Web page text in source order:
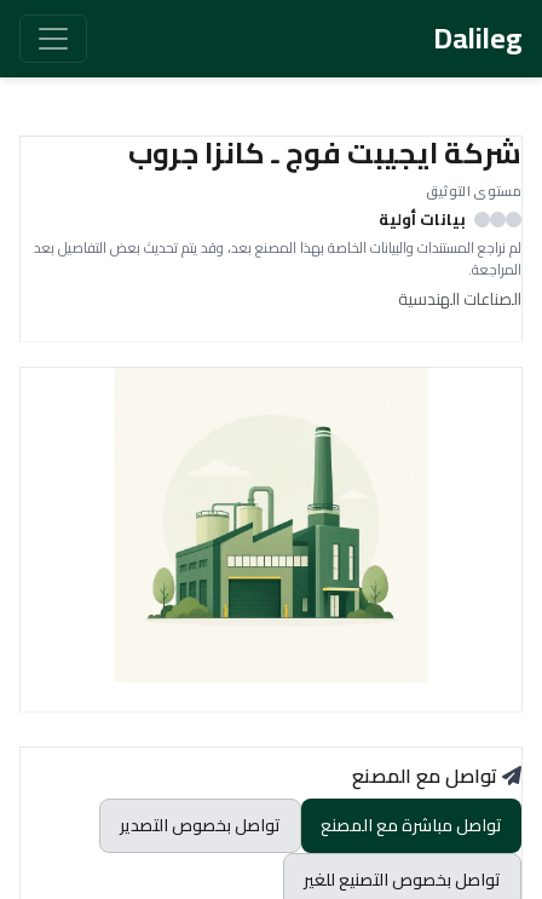
Dalileg
شركة ايجيبت فوج ـ كانزا جروب
مستوى التوثيق
بيانات أولية
لم نراجع المستندات والبيانات الخاصة بهذا المصنع بعد، وقد يتم تحديث بعض التفاصيل بعد
المراجعة.
الصناعات الهندسية
تواصل مع المصنع
تواصل مباشرة مع المصنع
تواصل بخصوص التصدير
تواصل بخصوص التصنيع للغير